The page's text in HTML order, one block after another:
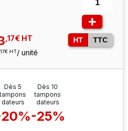
+
,17€ HT
,17€ HT/ unité
HT TTC
Dès 5
tampons
dateurs
Dès 10
tampons
dateurs
-25%